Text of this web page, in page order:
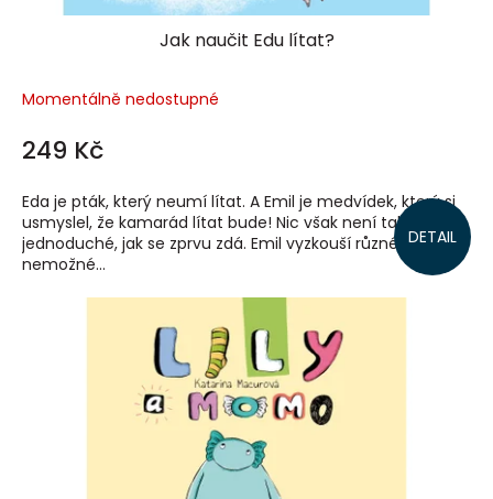
Jak naučit Edu lítat?
Momentálně nedostupné
249 Kč
DETAIL
Eda je pták, který neumí lítat. A Emil je medvídek, který si
usmyslel, že kamarád lítat bude! Nic však není tak
jednoduché, jak se zprvu zdá. Emil vyzkouší různé možné i
nemožné...